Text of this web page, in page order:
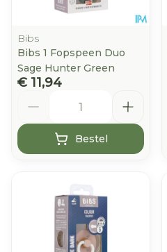
Bibs
Bibs 1 Fopspeen Duo
Sage Hunter Green
€ 11,94
Bestel